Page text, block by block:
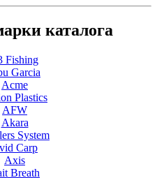
каталога
Fishing
Garcia
Acme
Plastics
AFW
Akara
System
Carp
Axis
Breath